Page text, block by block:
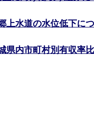
上水道の水位低下に
県内市町村別有収率